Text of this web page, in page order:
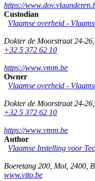
https://
Custodian
Vlaamse overheid -
Dokter de Moorstraat 24-26
+32 5 372 62 10
https://www.vmm.be
Owner
Vlaamse overheid -
Dokter de Moorstraat 24-26
+32 5 372 62 10
https://www.vmm.be
Author
Vlaamse Instelling voor
Boeretang 200 Mol 2400
www.vito.be